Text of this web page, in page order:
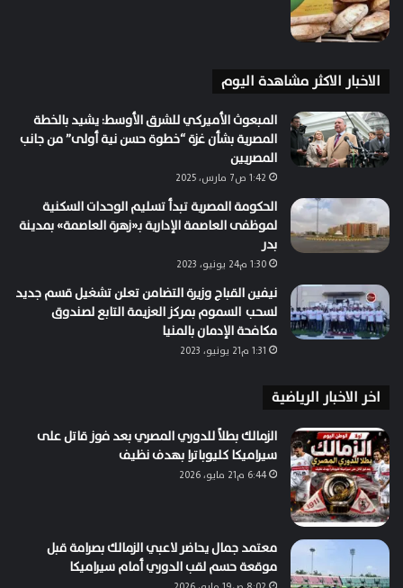
الاخبار الاكثر مشاهدة اليوم
المبعوث الأميركي للشرق الأوسط: يشيد بالخطة
المصرية بشأن غزة “خطوة حسن نية أولى” من جانب
المصريين
1:42 ص7 مارس، 2025
الحكومة المصرية تبدأ تسليم الوحدات السكنية
لموظفى العاصمة الإدارية بـ«زهرة العاصمة» بمدينة
بدر
1:30 م24 يونيو، 2023
نيفين القباج وزيرة التضامن تعلن تشغيل قسم جديد
لسحب السموم بمركز العزيمة التابع لصندوق
مكافحة الإدمان بالمنيا
1:31 م21 يونيو، 2023
اخر الاخبار الرياضية
الزمالك بطلاً للدوري المصري بعد فوز قاتل على
سيراميكا كليوباترا بهدف نظيف
6:44 م21 مايو، 2026
معتمد جمال يحاضر لاعبي الزمالك بصرامة قبل
موقعة حسم لقب الدوري أمام سيراميكا